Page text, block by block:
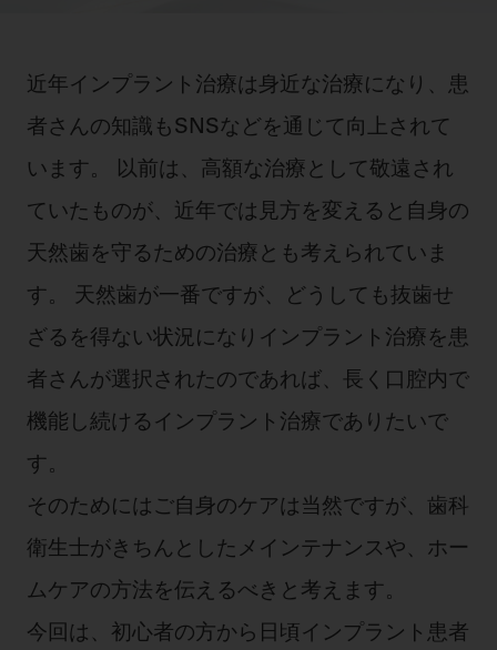
近年インプラント治療は身近な治療になり、患
者さんの知識もSNSなどを通じて向上されて
います。 以前は、高額な治療として敬遠され
ていたものが、近年では見方を変えると自身の
天然歯を守るための治療とも考えられていま
す。 天然歯が一番ですが、どうしても抜歯せ
ざるを得ない状況になりインプラント治療を患
者さんが選択されたのであれば、長く口腔内で
機能し続けるインプラント治療でありたいで
す。
そのためにはご自身のケアは当然ですが、歯科
衛生士がきちんとしたメインテナンスや、ホー
ムケアの方法を伝えるべきと考えます。
今回は、初心者の方から日頃インプラント患者
チェア・ユニット関連
レーザー装置関連
その他設備機器
小型器械
診療用材料
IT商品
院内ネットワーク関連
DOOR/IOS/CADCAM関連
添付文書の電子化
オンラインカタログ InternetDO
モリタ友の会のご案内
製品から探す
カテゴリーから探す
メーカーから探す
デジタル製品サポート
商品に関するお問い合わせ
モリタに対するご意見・お問い合わせ
BLOG
Q&A
修理・メンテナンス等
全てのセミナー・イベント
全種別
歯科医師
歯科衛生士
歯科技工士
歯科助手
Webセミナー
デンタルショー
モリタ関連イベント
開業支援
One to One Club
開業マニュアル
開業医インタビュー
歯科開業への道
Start Up チェック
動画セミナー アーカイブ
物件エリア調査
DENTAL OFFICE セレクション
モリタ友の会
一般会員
勤務医会員
会員登録
ログイン
学術・お役立ち情報
高齢者歯科
よくわかる高齢者歯科
始めよう訪問診療
高齢者歯科・訪問診療 製品情報
pd style
はじめての方へ
pdとは
院内ツアー
ニュース
製品に関する重要なお知らせ
ニュース
SNS
ショールーム
全国のショールーム
北海道
Dental Plaza Tokyo